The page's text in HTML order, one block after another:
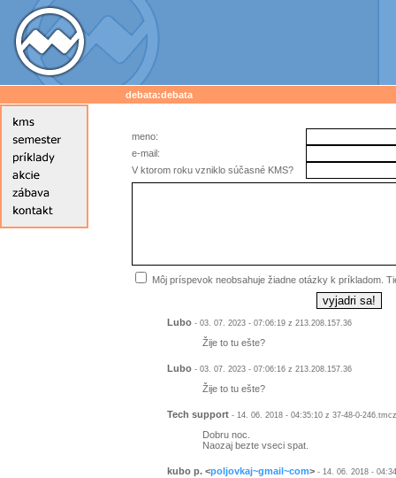
debata:debata
meno:
e-mail:
V ktorom roku vzniklo súčasné KMS?
Môj príspevok neobsahuje žiadne otázky k príkladom.
Lubo - 03. 07. 2023 - 07:06:19 z 213.208.157.36
Žije to tu ešte?
Lubo - 03. 07. 2023 - 07:06:16 z 213.208.157.36
Žije to tu ešte?
Tech support - 14. 06. 2018 - 04:35:10 z 37-48-0-
Dobru noc.
Naozaj bezte vseci spat.
kubo p.<poljovkaj~gmail~com>- 14. 06. 2018 -